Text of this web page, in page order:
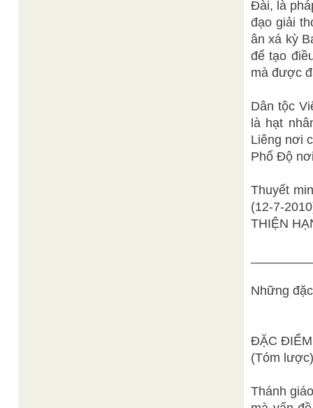
Đài, là
đạo giải
ân xá kỳ
để tạo
mà được
Dân tộc
là hạt
Liêng nơi
Phổ Độ
Thuyết
(12-7-
THIỆN
Những
ĐẶC
(Tóm lược)
Thánh